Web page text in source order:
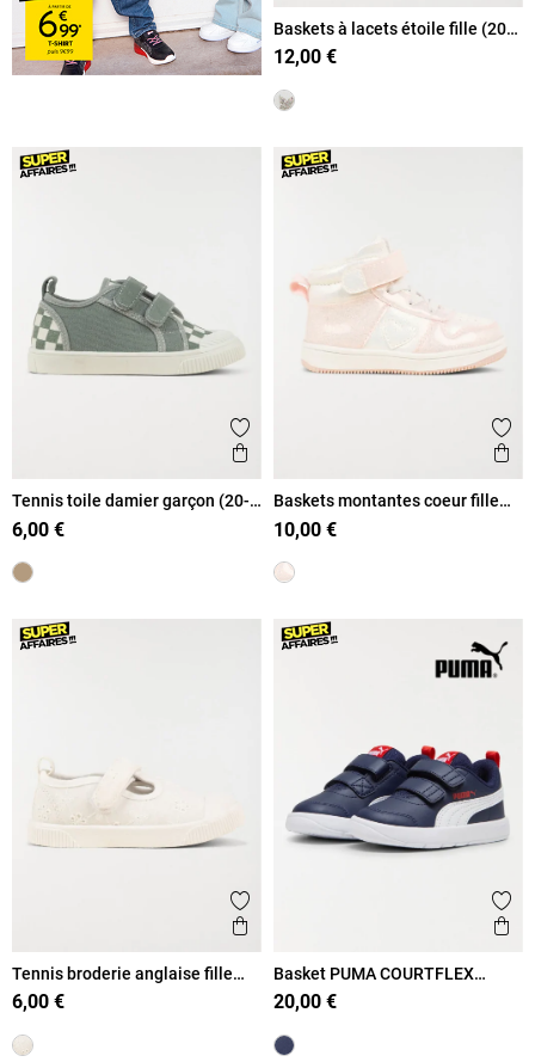
Baskets à lacets étoile fille (20-
23)
12,00 €
Ajouter aux favoris
Aperçu rapide
Tennis toile damier garçon (20-
23)
6,00 €
Baskets montantes coeur fille
(20-23)
10,00 €
Ajouter aux favoris
Aperçu rapide
Tennis broderie anglaise fille
(20-23)
6,00 €
Basket PUMA COURTFLEX
garçon (20-23)
20,00 €